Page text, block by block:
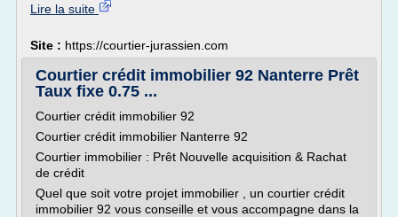
Lire la suite
Site : https://courtier-jurassien.com
Courtier crédit immobilier 92 Nanterre Prêt
Taux fixe 0.75 ...
Courtier crédit immobilier 92
Courtier crédit immobilier Nanterre 92
Courtier immobilier : Prêt Nouvelle acquisition & Rachat
de crédit
Quel que soit votre projet immobilier , un courtier crédit
immobilier 92 vous conseille et vous accompagne dans la